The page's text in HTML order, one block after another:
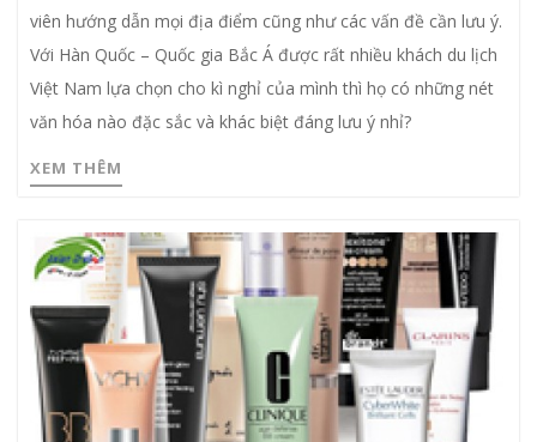
viên hướng dẫn mọi địa điểm cũng như các vấn đề cần lưu ý.
Với Hàn Quốc – Quốc gia Bắc Á được rất nhiều khách du lịch
Việt Nam lựa chọn cho kì nghỉ của mình thì họ có những nét
văn hóa nào đặc sắc và khác biệt đáng lưu ý nhỉ?
XEM THÊM